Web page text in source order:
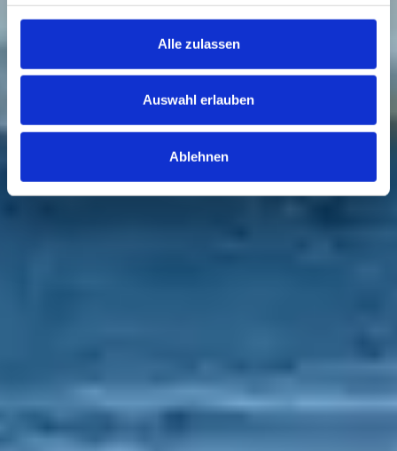
Alle zulassen
Auswahl erlauben
Ablehnen